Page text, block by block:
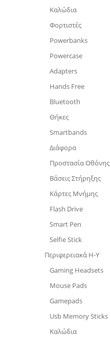
Καλώδια
Φορτιστές
Powerbanks
Powercase
Adapters
Hands Free
Bluetooth
Θήκες
Smartbands
Διάφορα
Προστασία Οθόνης
Βάσεις Στήρηξης
Κάρτες Μνήμης
Flash Drive
Smart Pen
Selfie Stick
Περιφερειακά Η-Υ
Gaming Headsets
Mouse Pads
Gamepads
Usb Memory Sticks
Καλώδια